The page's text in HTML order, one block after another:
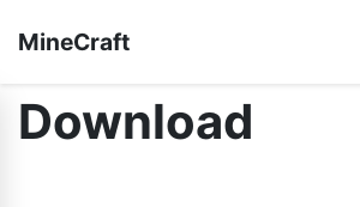
MineCraft
Download